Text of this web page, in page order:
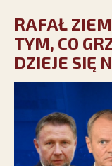
RAFAŁ
TYM, CO
DZIEJE SIĘ